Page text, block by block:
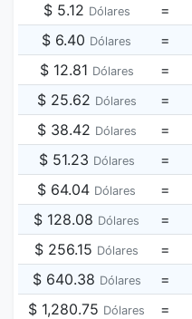
$ 5.12 Dólares =
$ 6.40 Dólares =
$ 12.81 Dólares =
$ 25.62 Dólares =
$ 38.42 Dólares =
$ 51.23 Dólares =
$ 64.04 Dólares =
$ 128.08 Dólares =
$ 256.15 Dólares =
$ 640.38 Dólares =
$ 1,280.75 Dólares =